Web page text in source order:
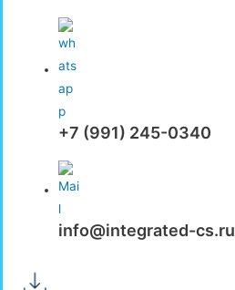
+7 (991) 245-0340
info@integrated-cs.ru